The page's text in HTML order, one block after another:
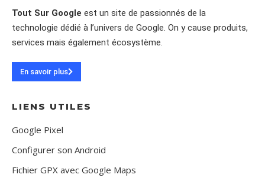
Tout Sur Google est un site de passionnés de la
technologie dédié à l’univers de Google. On y cause produits,
services mais également écosystème.
En savoir plus
LIENS UTILES
Google Pixel
Configurer son Android
Fichier GPX avec Google Maps